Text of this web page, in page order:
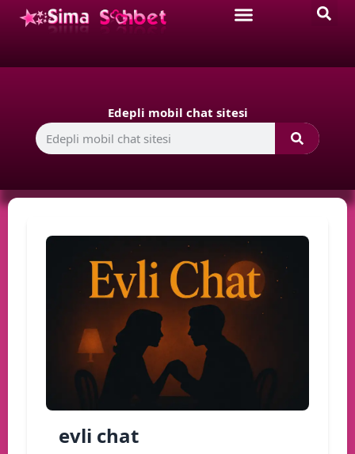
Edepli mobil chat sitesi
evli chat